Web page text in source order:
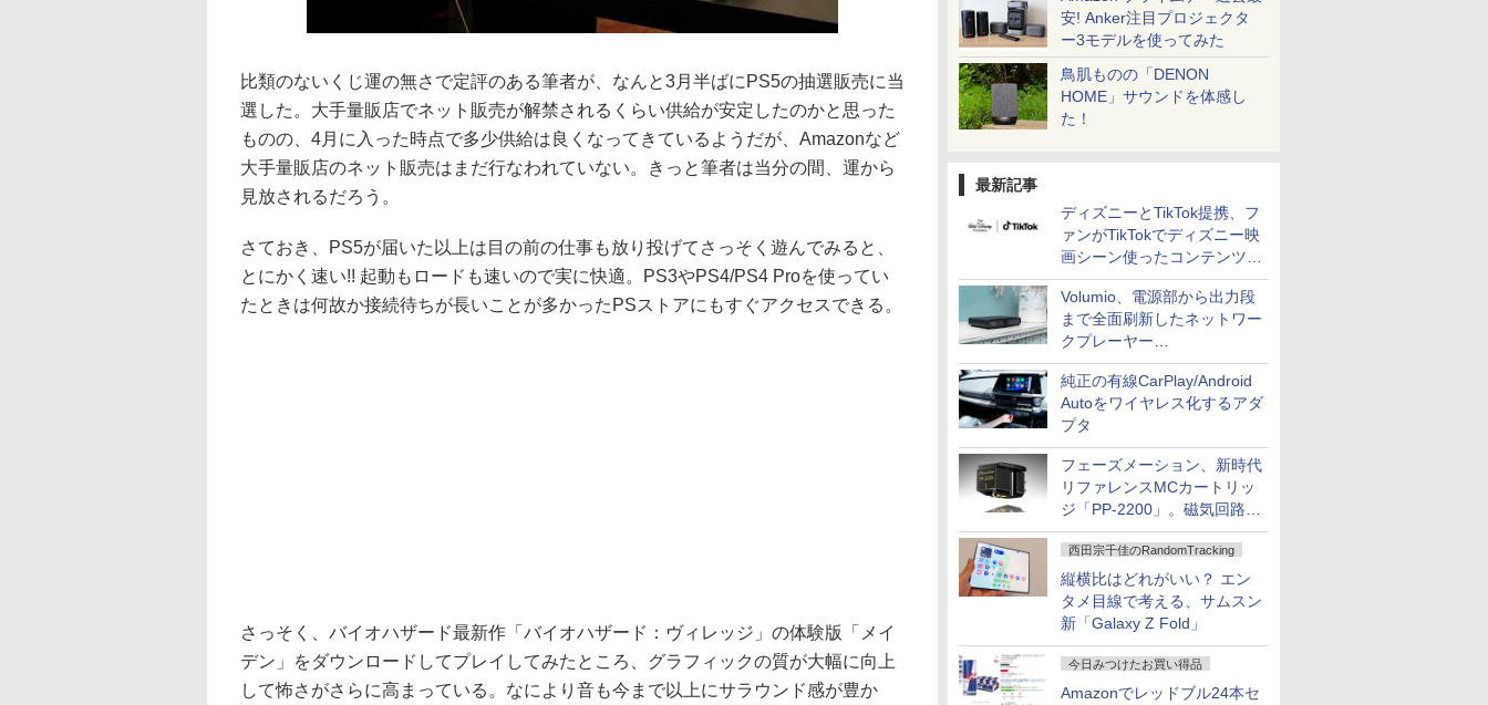
安! Anker注目プロジェクタ
ー3モデルを使ってみた
鳥肌ものの「DENON
HOME」サウンドを体感し
た！
最新記事
ディズニーとTikTok提携、フ
ァンがTikTokでディズニー映
画シーン使ったコンテンツ制
作、Disney+にも配信
Volumio、電源部から出力段
まで全面刷新したネットワー
クプレーヤー
「Primo（2026）」
純正の有線CarPlay/Android
Autoをワイヤレス化するアダ
プタ
フェーズメーション、新時代
リファレンスMCカートリッ
ジ「PP-2200」。磁気回路や
ハウジングを根本から見直し
西田宗千佳のRandomTracking
縦横比はどれがいい？ エン
タメ目線で考える、サムスン
新「Galaxy Z Fold」
今日みつけたお買い得品
Amazonでレッドブル24本セ
比類のないくじ運の無さで定評のある筆者が、なんと3月半ばにPS5の抽選販売に当
選した。大手量販店でネット販売が解禁されるくらい供給が安定したのかと思った
ものの、4月に入った時点で多少供給は良くなってきているようだが、Amazonなど
大手量販店のネット販売はまだ行なわれていない。きっと筆者は当分の間、運から
見放されるだろう。
さておき、PS5が届いた以上は目の前の仕事も放り投げてさっそく遊んでみると、
とにかく速い!! 起動もロードも速いので実に快適。PS3やPS4/PS4 Proを使ってい
たときは何故か接続待ちが長いことが多かったPSストアにもすぐアクセスできる。
さっそく、バイオハザード最新作「バイオハザード：ヴィレッジ」の体験版「メイ
デン」をダウンロードしてプレイしてみたところ、グラフィックの質が大幅に向上
して怖さがさらに高まっている。なにより音も今まで以上にサラウンド感が豊か